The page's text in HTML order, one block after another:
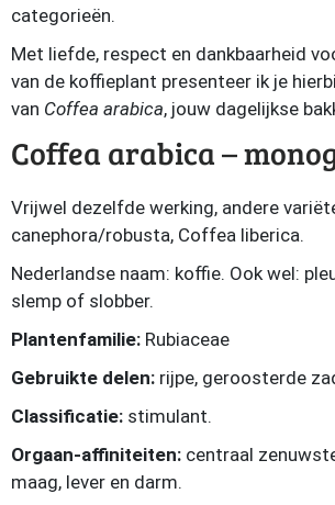
categorieën.
Met liefde, respect en dankbaarheid
van de koffieplant presenteer ik je
van Coffea arabica, jouw dagelijkse
Coffea arabica –
Vrijwel dezelfde werking, andere
canephora/robusta, Coffea liberica.
Nederlandse naam: koffie. Ook wel:
slemp of slobber.
Plantenfamilie: Rubiaceae
Gebruikte delen: rijpe, geroosterde
Classificatie: stimulant.
Orgaan-affiniteiten: centraal
maag, lever en darm.